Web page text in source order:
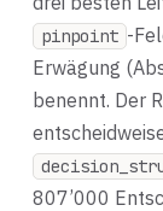
pinpoint -
Erwägung
benennt. Der
807’000